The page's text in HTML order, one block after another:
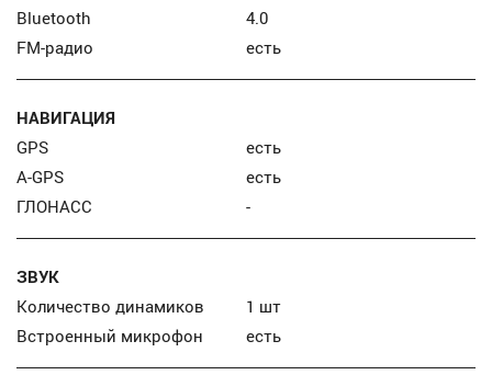
Bluetooth
4.0
FM-радио
есть
НАВИГАЦИЯ
GPS
есть
A-GPS
есть
ГЛОНАСС
-
ЗВУК
Количество динамиков
1 шт
Встроенный микрофон
есть